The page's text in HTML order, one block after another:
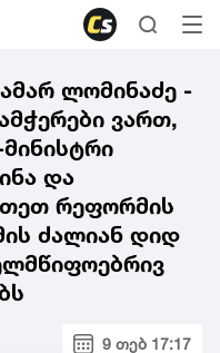
ლომინაძე -
ვართ,
და
რეფორმის
ძალიან დიდ
9 თებ 17:17